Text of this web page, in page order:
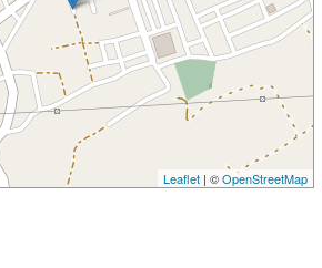
Leaflet| ©OpenStreetMap